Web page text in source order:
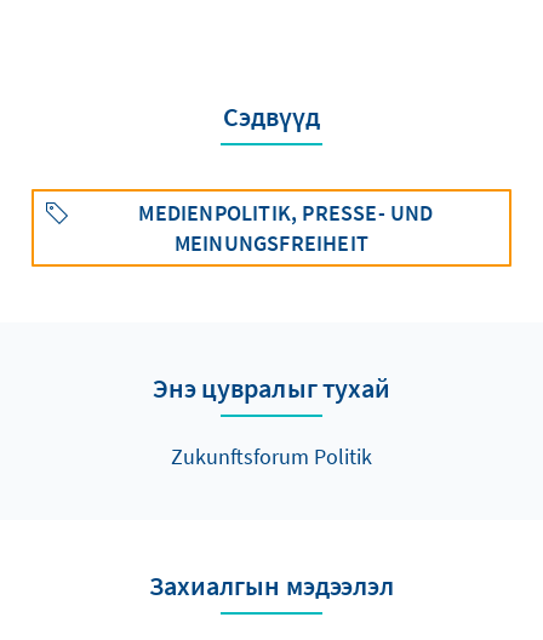
Сэдвүүд
MEDIENPOLITIK, PRESSE- UND
MEINUNGSFREIHEIT
Энэ цувралыг тухай
Zukunftsforum Politik
Захиалгын мэдээлэл